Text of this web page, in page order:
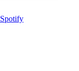
Spotify